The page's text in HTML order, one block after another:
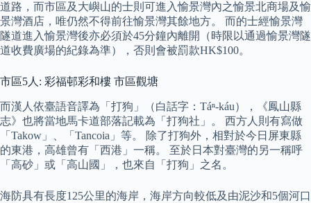
道路，而市區及大嶼山的士則可進入愉景灣內之愉景北商場及愉
景灣酒店，唯仍然不得前往愉景灣其餘地方。 而的士經愉景灣
隧道進入愉景灣後亦必須於45分鐘內離開（時限以通過愉景灣隧
道收費廣場的紀錄為準），否則會被罰款HK$100。
市區5人: 彩福邨彩和樓 市區觀塘
而漢人依臺語音譯為「打狗」（白話字：Táⁿ-káu），《鳳山縣
志》也將當地馬卡道部落記載為「打狗社」。 西方人則有寫做
「Takow」、「Tancoia」等。 除了打狗外，相對於今日屏東縣
的東港，高雄曾有「西港」一稱。 至於日本對臺灣的另一稱呼
「高砂」或「高山國」，也來自「打狗」之名。
海防具有長度125公里的海岸，海岸方向較低及由泥沙和5個河口